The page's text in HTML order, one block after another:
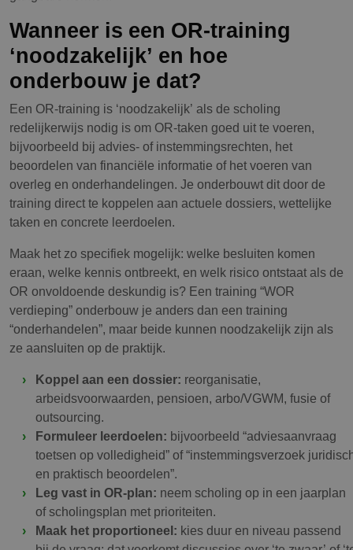
Wanneer is een OR-training
‘noodzakelijk’ en hoe
onderbouw je dat?
Een OR-training is ‘noodzakelijk’ als de scholing
redelijkerwijs nodig is om OR-taken goed uit te voeren,
bijvoorbeeld bij advies- of instemmingsrechten, het
beoordelen van financiële informatie of het voeren van
overleg en onderhandelingen. Je onderbouwt dit door de
training direct te koppelen aan actuele dossiers, wettelijke
taken en concrete leerdoelen.
Maak het zo specifiek mogelijk: welke besluiten komen
eraan, welke kennis ontbreekt, en welk risico ontstaat als de
OR onvoldoende deskundig is? Een training “WOR
verdieping” onderbouw je anders dan een training
“onderhandelen”, maar beide kunnen noodzakelijk zijn als
ze aansluiten op de praktijk.
Koppel aan een dossier: reorganisatie,
arbeidsvoorwaarden, pensioen, arbo/VGWM, fusie of
outsourcing.
Formuleer leerdoelen: bijvoorbeeld “adviesaanvraag
toetsen op volledigheid” of “instemmingsverzoek
en praktisch beoordelen”.
Leg vast in OR-plan: neem scholing op in een jaarplan
of scholingsplan met prioriteiten.
Maak het proportioneel: kies duur en niveau passend